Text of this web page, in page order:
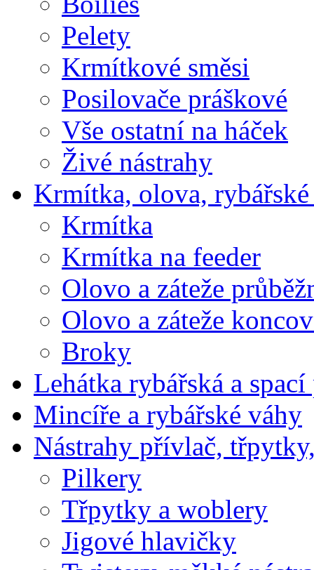
Pelety
Krmítkové směsi
Posilovače práškové
Vše ostatní na háček
Živé nástrahy
Krmítka, olova, rybářské
Krmítka
Krmítka na feeder
Olovo a záteže
Olovo a záteže
Broky
Lehátka rybářská a
Mincíře a rybářské váhy
Nástrahy přívlač,
Pilkery
Třpytky a woblery
Jigové hlavičky